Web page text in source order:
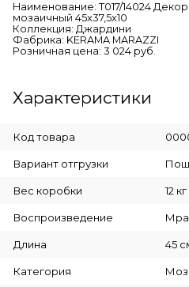
Наименование: T017/14024
мозаичный 45x37,5x10
Коллекция: Джардини
Фабрика: KERAMA MARAZZI
Розничная цена: 3 024 руб.
Характеристики
Код товара
Вариант отгрузки
Вес коробки 12 кг
Воспроизведение
Длина 45
Категория